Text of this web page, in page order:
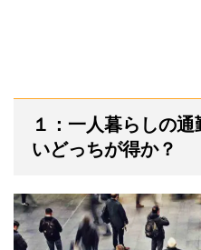
１：一人暮らしの
いどっちが得か？